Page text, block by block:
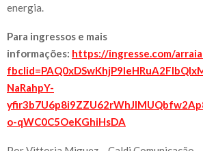
energia.
Para ingressos e mais
informações: https://ingresse.com/
NaRahpY-
o-qWC0C5OeKGhiHsDA